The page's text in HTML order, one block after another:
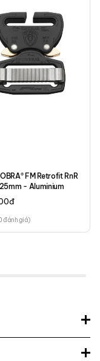
FM Retrofit RnR
- Aluminium
đ
đánh giá)